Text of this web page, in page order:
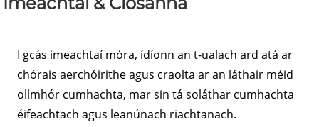
I gcás imeachtaí móra, ídíonn an t-ualach ard atá ar
chórais aerchóirithe agus craolta ar an láthair méid
ollmhór cumhachta, mar sin tá soláthar cumhachta
éifeachtach agus leanúnach riachtanach.